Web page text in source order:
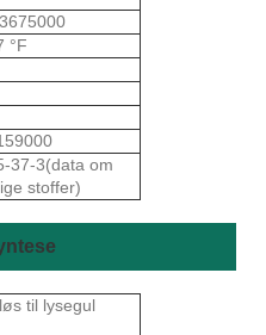
°F
37-3(data om
stoffer)
til lysegul